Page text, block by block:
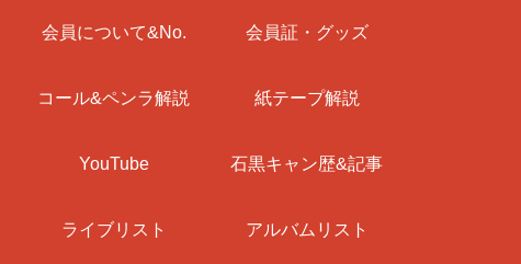
会員について&No. 会員証・グッズ
コール&ペンラ解説 紙テープ解説
YouTube 石黒キャン歴&記事
ライブリスト アルバムリスト